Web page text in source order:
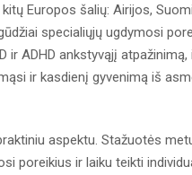
Europos šalių: Airijos,
specialiųjų ugdymosi
ir ADHD ankstyvąjį
ir kasdienį gyvenimą iš
aspektu. Stažuotės
poreikius ir laiku teikti